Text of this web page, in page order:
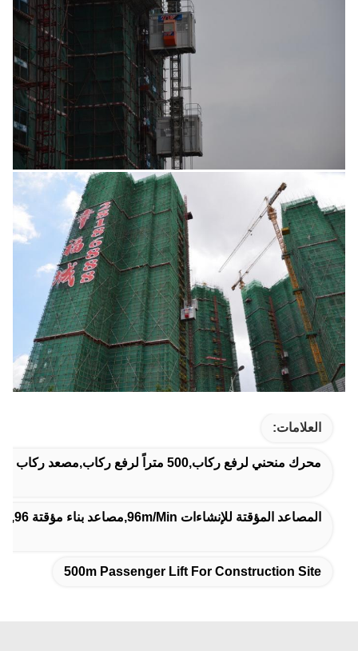
العلامات:
محرك منحني لرفع ركاب,500 متراً لرفع ركاب,مصعد ركاب بطول 500 متر لموقع البناء
المصاعد المؤقتة للإنشاءات 96m/min,مصاعد بناء مؤقتة 110kw,96 متر/دقيقة رف رجل البناء
500m Passenger Lift For Construction Site